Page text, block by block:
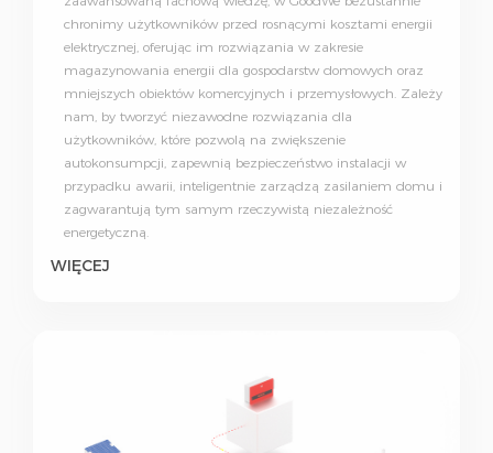
chronimy użytkowników przed rosnącymi kosztami energii
elektrycznej, oferując im rozwiązania w zakresie
magazynowania energii dla gospodarstw domowych oraz
mniejszych obiektów komercyjnych i przemysłowych. Zależy
nam, by tworzyć niezawodne rozwiązania dla
użytkowników, które pozwolą na zwiększenie
autokonsumpcji, zapewnią bezpieczeństwo instalacji w
przypadku awarii, inteligentnie zarządzą zasilaniem domu i
zagwarantują tym samym rzeczywistą niezależność
energetyczną.
WIĘCEJ